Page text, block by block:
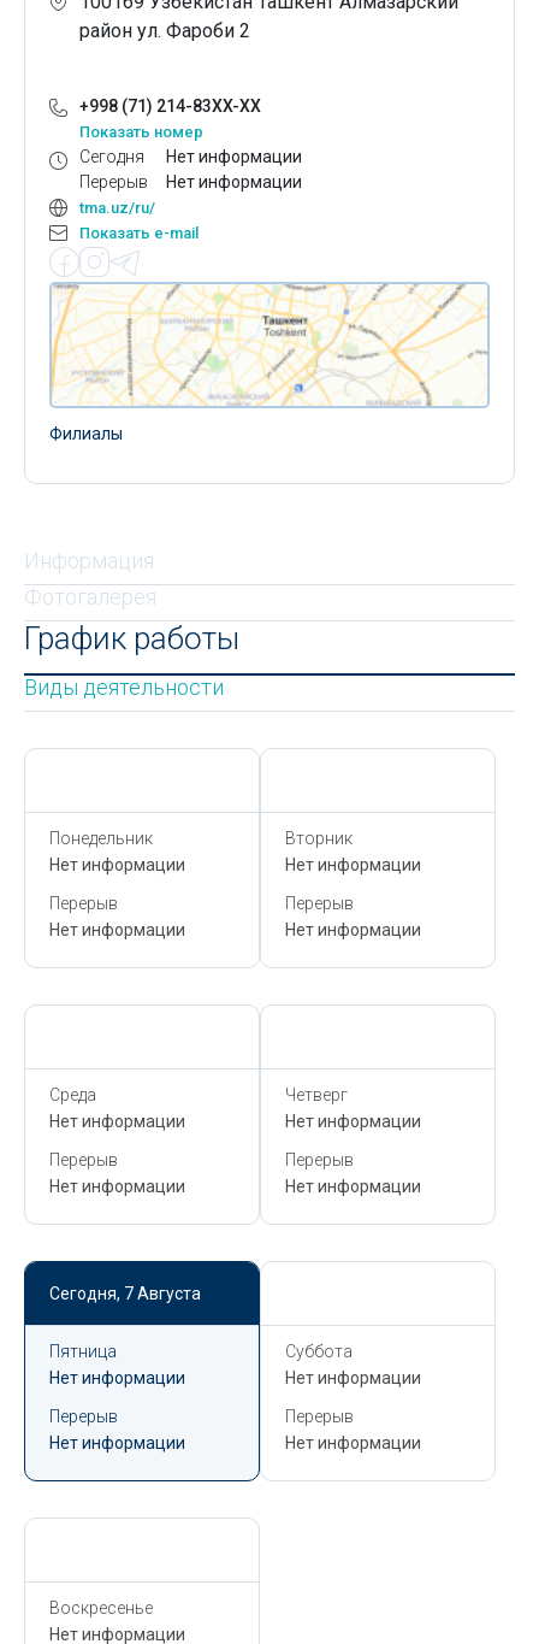
район ул. Фароби 2
+998 (71) 214-83XX-XX
Показать номер
Сегодня
Перерыв
Нет информации
Нет информации
tma.uz/ru/
Показать e-mail
Филиалы
Информация
Фотогалерея
График работы
Виды деятельности
Понедельник
Нет информации
Перерыв
Нет информации
Вторник
Нет информации
Перерыв
Нет информации
Среда
Нет информации
Перерыв
Нет информации
Четверг
Нет информации
Перерыв
Нет информации
Сегодня, 7 Августа
Пятница
Нет информации
Перерыв
Нет информации
Суббота
Нет информации
Перерыв
Нет информации
Воскресенье
Нет информации